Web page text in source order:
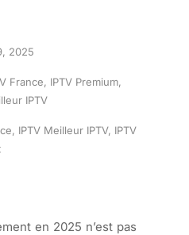
2025
France, IPTV Premium,
IPTV
, IPTV Meilleur IPTV, IPTV
en 2025 n’est pas